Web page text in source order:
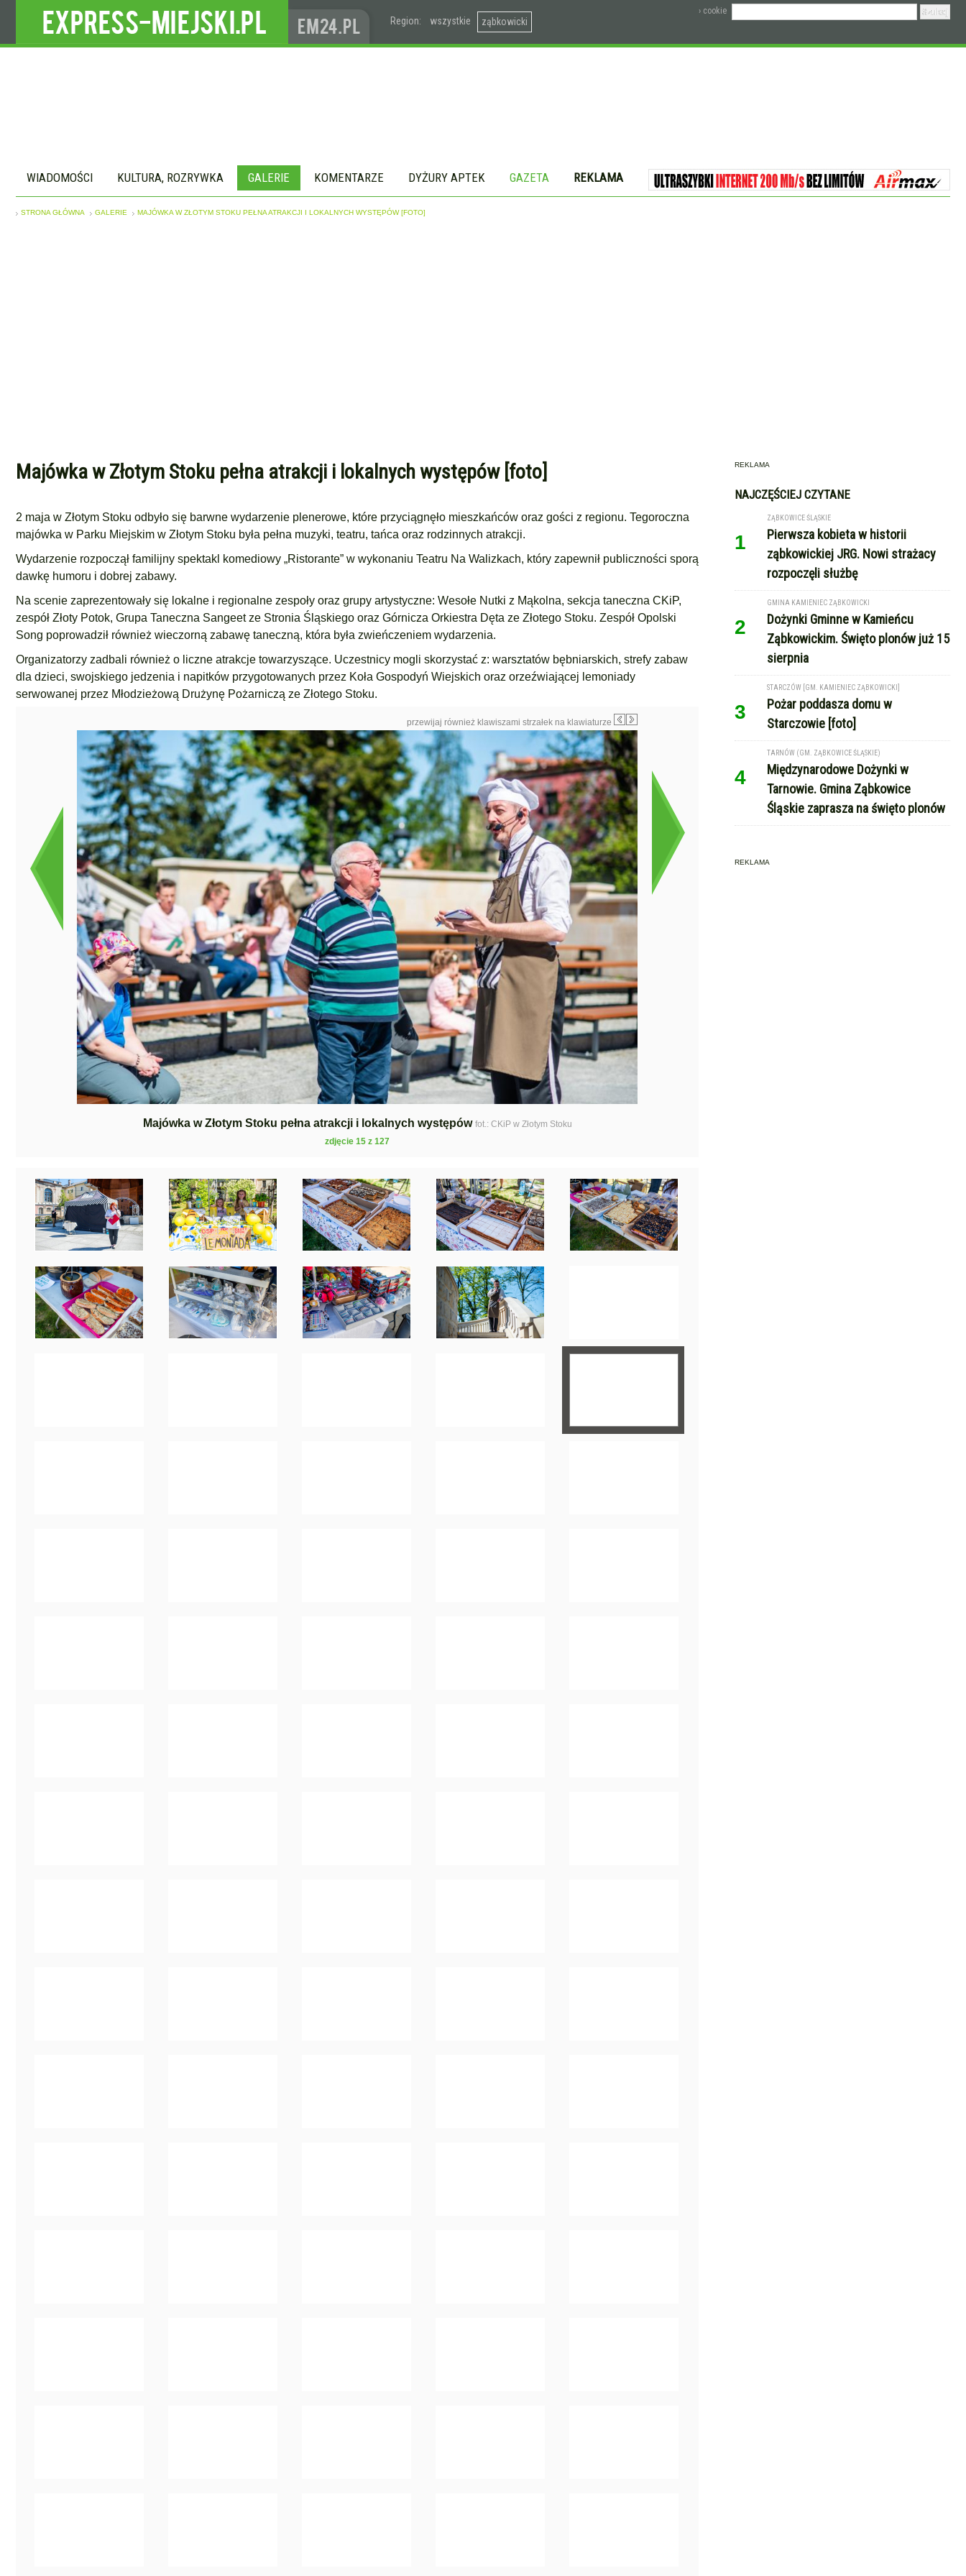
Region: wszystkie ząbkowicki
› cookie
WIADOMOŚCI KULTURA, ROZRYWKA GALERIE KOMENTARZE DYŻURY APTEK GAZETA REKLAMA
STRONA GŁÓWNA GALERIE MAJÓWKA W ZŁOTYM STOKU PEŁNA ATRAKCJI I LOKALNYCH WYSTĘPÓW [FOTO]
Majówka w Złotym Stoku pełna atrakcji i lokalnych występów [foto]
2 maja w Złotym Stoku odbyło się barwne wydarzenie plenerowe, które przyciągnęło mieszkańców oraz gości z regionu. Tegoroczna
majówka w Parku Miejskim w Złotym Stoku była pełna muzyki, teatru, tańca oraz rodzinnych atrakcji.
Wydarzenie rozpoczął familijny spektakl komediowy „Ristorante” w wykonaniu Teatru Na Walizkach, który zapewnił publiczności sporą
dawkę humoru i dobrej zabawy.
Na scenie zaprezentowały się lokalne i regionalne zespoły oraz grupy artystyczne: Wesołe Nutki z Mąkolna, sekcja taneczna CKiP,
zespół Złoty Potok, Grupa Taneczna Sangeet ze Stronia Śląskiego oraz Górnicza Orkiestra Dęta ze Złotego Stoku. Zespół Opolski
Song poprowadził również wieczorną zabawę taneczną, która była zwieńczeniem wydarzenia.
Organizatorzy zadbali również o liczne atrakcje towarzyszące. Uczestnicy mogli skorzystać z: warsztatów bębniarskich, strefy zabaw
dla dzieci, swojskiego jedzenia i napitków przygotowanych przez Koła Gospodyń Wiejskich oraz orzeźwiającej lemoniady
serwowanej przez Młodzieżową Drużynę Pożarniczą ze Złotego Stoku.
przewijaj również klawiszami strzałek na klawiaturze
Majówka w Złotym Stoku pełna atrakcji i lokalnych występów fot.: CKiP w Złotym Stoku
zdjęcie 15 z 127
REKLAMA
NAJCZĘŚCIEJ CZYTANE
1
ZĄBKOWICE ŚLĄSKIE
Pierwsza kobieta w historii
ząbkowickiej JRG. Nowi strażacy
rozpoczęli służbę
2
GMINA KAMIENIEC ZĄBKOWICKI
Dożynki Gminne w Kamieńcu
Ząbkowickim. Święto plonów już 15
sierpnia
3
STARCZÓW [GM. KAMIENIEC ZĄBKOWICKI]
Pożar poddasza domu w
Starczowie [foto]
4
TARNÓW (GM. ZĄBKOWICE ŚLĄSKIE)
Międzynarodowe Dożynki w
Tarnowie. Gmina Ząbkowice
Śląskie zaprasza na święto plonów
REKLAMA